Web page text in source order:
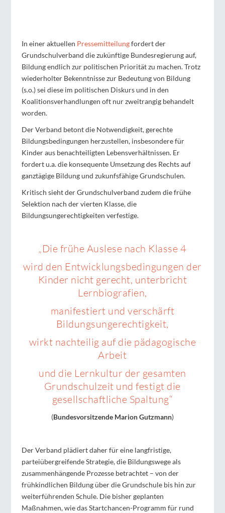
In einer aktuellen Pressemitteilungfordert der
Grundschulverband die zukünftige Bundesregierung auf,
Bildung endlich zur politischen Priorität zu machen. Trotz
wiederholter Bekenntnisse zur Bedeutung von Bildung
(s.o.) sei diese im politischen Diskurs und in den
Koalitionsverhandlungen oft nur zweitrangig behandelt
worden.
Der Verband betont die Notwendigkeit, gerechte
Bildungsbedingungen herzustellen, insbesondere für
Kinder aus benachteiligten Lebensverhältnissen. Er
fordert u.a. die konsequente Umsetzung des Rechts auf
ganztägige Bildung und zukunfsfähige Grundschulen.
Kritisch sieht der Grundschulverband zudem die frühe
Selektion nach der vierten Klasse, die
Bildungsungerechtigkeiten verfestige.
„Die frühe Auslese nach Klasse 4
wird den Entwicklungsbedingungen der
Kinder nicht gerecht, unterbricht
Lernbiografien,
manifestiert und verschärft
Bildungsungerechtigkeit,
wirkt nachteilig auf die pädagogische
Arbeit
und die Lernkultur der gesamten
Grundschulzeit und festigt die
gesellschaftliche Spaltung“
(Bundesvorsitzende Marion Gutzmann)
Der Verband plädiert daher für eine langfristige,
parteiübergreifende Strategie, die Bildungswege als
zusammenhängende Prozesse betrachtet – von der
frühkindlichen Bildung über die Grundschule bis hin zur
weiterführenden Schule. Die bisher geplanten
Maßnahmen, wie das Startchancen-Programm für rund